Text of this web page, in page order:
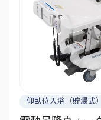
仰臥位入浴（貯湯式）